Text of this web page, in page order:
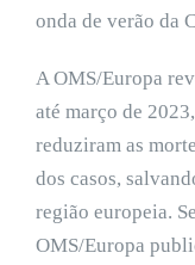
onda de verão da
A OMS/Europa
até março de
reduziram as
dos casos,
região europeia.
OMS/Europa